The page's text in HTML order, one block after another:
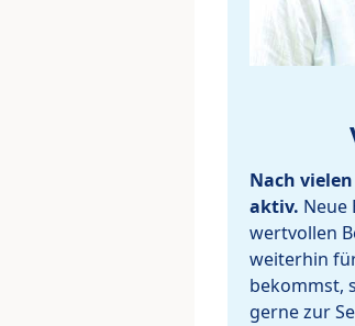
Nach
aktiv. Neue
wertvollen
weiterhin
bekommst,
gerne zur